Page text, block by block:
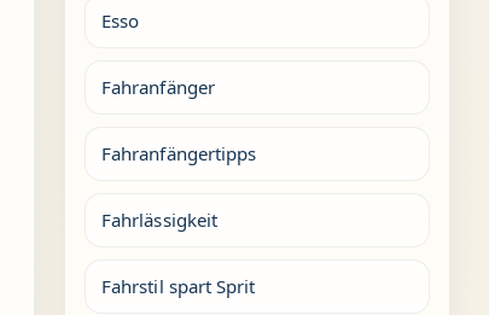
Esso
Fahranfänger
Fahranfängertipps
Fahrlässigkeit
Fahrstil spart Sprit